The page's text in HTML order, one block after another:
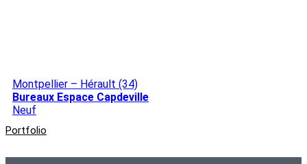
Montpellier – Hérault (34)
Bureaux Espace Capdeville
Neuf
Portfolio